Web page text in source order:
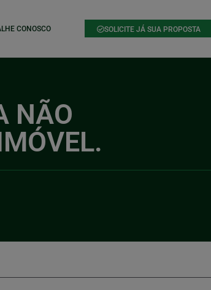
CONOSCO SOLICITE JÁ SUA PROPOSTA
NÃO